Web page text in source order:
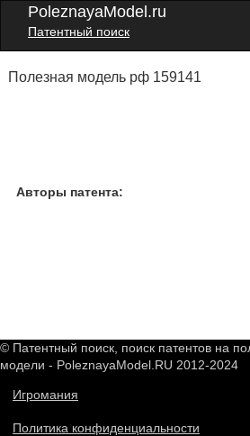
PoleznayaModel.ru
Патентный поиск
Полезная модель рф 159141
Авторы патента:
© Патентный поиск, поиск патентов на
модели - PoleznayaModel.RU 2012-2024
Игромания
Политика конфиденциальности